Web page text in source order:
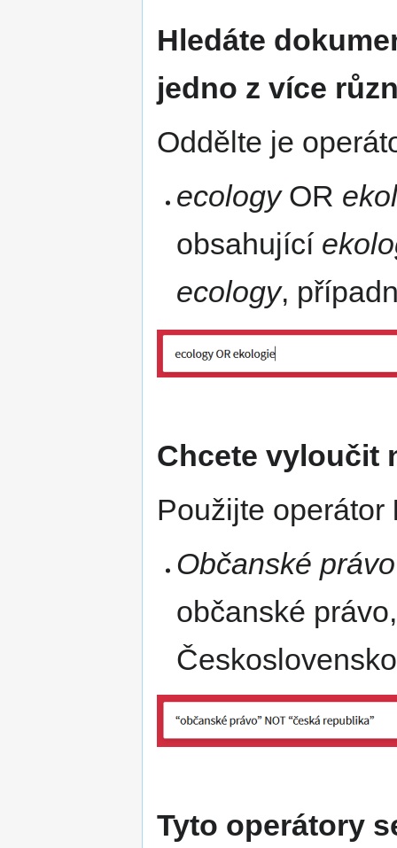
Hledáte
jedno z více
Oddělte je
ecologyOR
obsahující
ecology,
Chcete vyloučit
Použijte operátor
Občanské právo
občanské
Československo
Tyto operátory